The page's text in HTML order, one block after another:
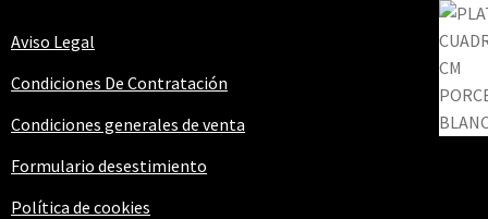
Aviso Legal
Condiciones De Contratación
Condiciones generales de venta
Formulario desestimiento
Política de cookies